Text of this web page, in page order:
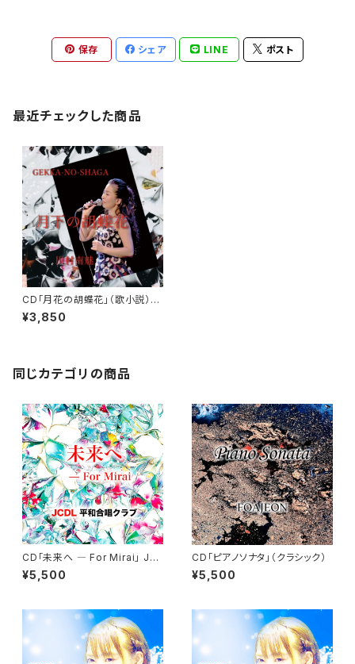
保存 シェア LINE ポスト
最近チェックした商品
CD「月花の胡蝶花」（歌小説）川
村南魅
¥3,850
同じカテゴリの商品
CD「未来へ ― For Mirai」 JC
DL 平和合唱クラブ
¥5,500
CD「ピアノソナタ」（クラシック）
¥5,500